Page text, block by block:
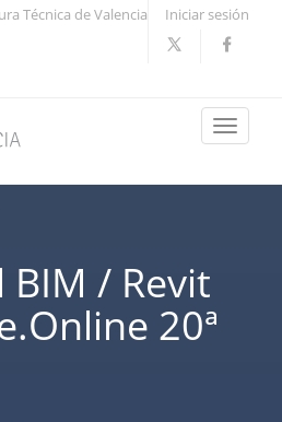
Técnica de Valencia Iniciar sesión
Toggle
BIM / Revit
20ª